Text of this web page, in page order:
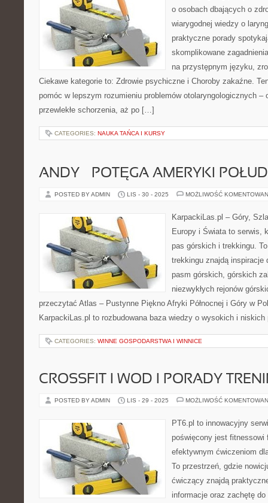
o osobach dbających o
wiarygodnej wiedzy o
praktyczne porady
skomplikowane
na przystępnym języku,
Ciekawe kategorie to: Zdrowie psychiczne i Choroby zakaźne.
pomóc w lepszym rozumieniu problemów otolaryngologicznych
przewlekłe schorzenia, aż po […]
CATEGORIES: NAUKA TAŃCA I KURSY
ANDY – POTĘGA AMERYKI
POSTED BY ADMIN LIS - 30 - 2025 MOŻLIWOŚĆ
KarpackiLas.pl – Góry,
Europy i Świata to serwis,
pas górskich i trekkingu.
trekkingu znajdą inspiracje
pasm górskich, górskich
niezwykłych rejonów
przeczytać Atlas – Pustynne Piękno Afryki Północnej i Góry w
KarpackiLas.pl to rozbudowana baza wiedzy o wysokich i
CATEGORIES: WINNE GOSPODARSTWA I WINNICE
CROSSFIT I WOD I PORADY
POSTED BY ADMIN LIS - 29 - 2025 MOŻLIWOŚĆ
PT6.pl to innowacyjny
poświęcony jest fitnessowi
efektywnym ćwiczeniom
To przestrzeń, gdzie
ćwiczący znajdą
informacje oraz zachętę do